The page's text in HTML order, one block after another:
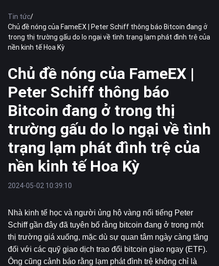
Tin tức/
Chủ đề nóng của FameEX | Peter Schiff thông báo Bitcoin đang ở
trong thị trường gấu do lo ngại về tình trạng lạm phát đình trệ của
nền kinh tế Hoa Kỳ
Chủ đề nóng của FameEX |
Peter Schiff thông báo
Bitcoin đang ở trong thị
trường gấu do lo ngại về tình
trạng lạm phát đình trệ của
nền kinh tế Hoa Kỳ
2024-05-02 10:39:10
Nhà kinh tế học và người ủng hộ vàng nổi tiếng Peter
Schiff gần đây đã tuyên bố rằng bitcoin đang ở trong một
thị trường giá xuống, mặc dù sự quan tâm ngày càng tăng
đối với các quỹ giao dịch trao đổi bitcoin giao ngay (ETF).
Ông cũng cảnh báo rằng lạm phát đình trệ không chỉ là